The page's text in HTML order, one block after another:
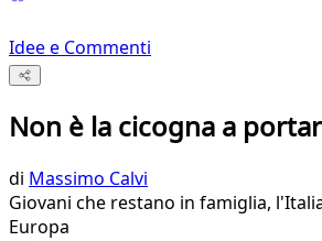
Idee e Commenti
Non è la cicogna a
di Massimo Calvi
Giovani che restano in famiglia,
Europa